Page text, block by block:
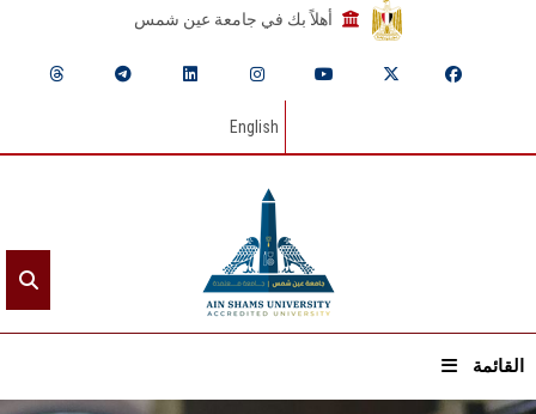
أهلاً بك في جامعة عين شمس
English
القائمة